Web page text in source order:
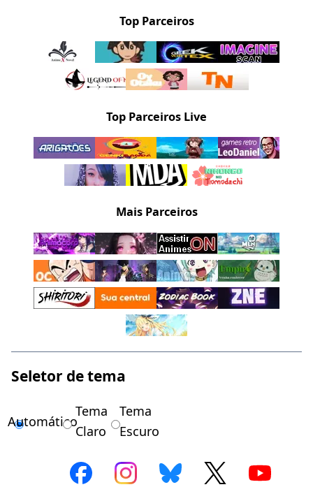
Top Parceiros
Top Parceiros Live
Mais Parceiros
Seletor de tema
Automático
Tema
Claro
Tema
Escuro